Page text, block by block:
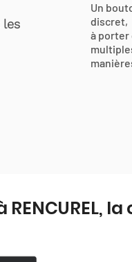
les
Un
discret,
à porter